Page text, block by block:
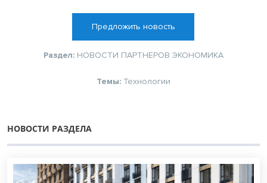
Предложить новость
Раздел: НОВОСТИ ПАРТНЕРОВ ЭКОНОМИКА
Темы: Технологии
НОВОСТИ РАЗДЕЛА